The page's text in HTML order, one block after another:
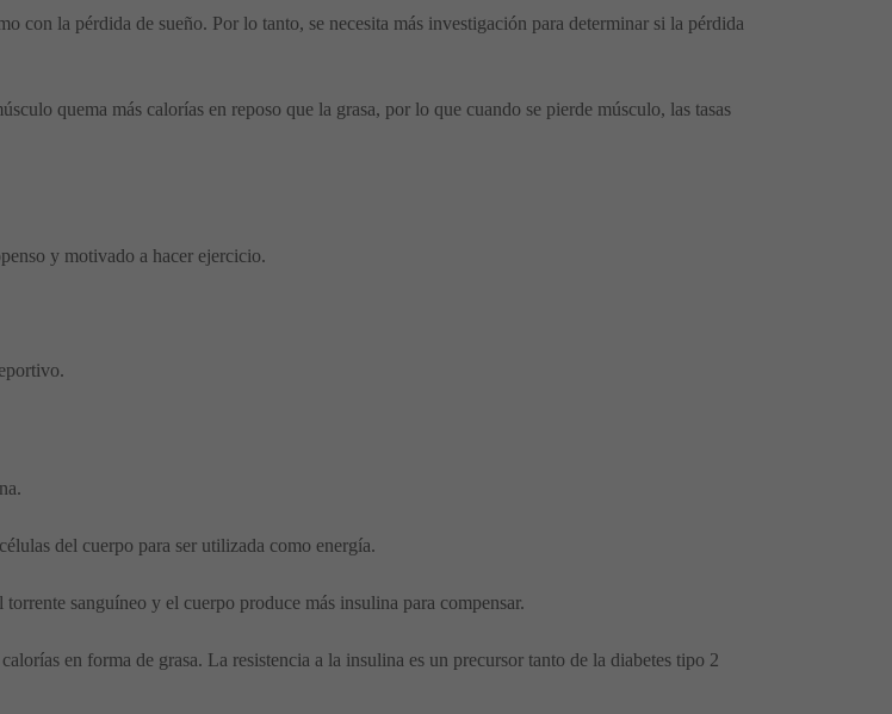
con la pérdida de sueño. Por lo tanto, se necesita más investigación para determinar si la pérdida
quema más calorías en reposo que la grasa, por lo que cuando se pierde músculo, las tasas
y motivado a hacer ejercicio.
del cuerpo para ser utilizada como energía.
sanguíneo y el cuerpo produce más insulina para compensar.
en forma de grasa. La resistencia a la insulina es un precursor tanto de la diabetes tipo 2